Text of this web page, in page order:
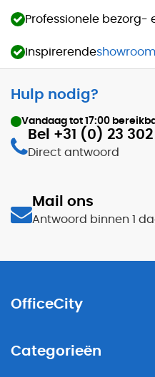
Professionele bezorg-
Inspirerendeshowroom
Hulp nodig?
Vandaag tot 17:00
Bel +31 (0) 23
Direct antwoord
Mail ons
Antwoord binnen 1
OfficeCity
Categorieën